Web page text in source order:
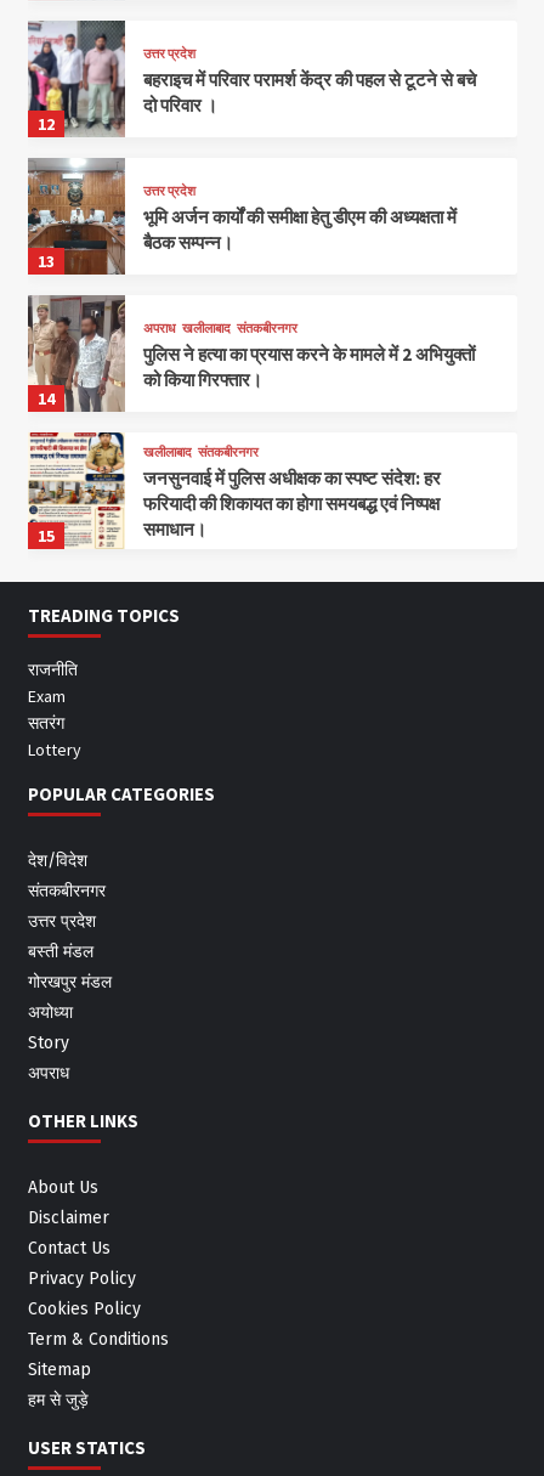
12
उत्तर प्रदेश
बहराइच में परिवार परामर्श केंद्र की पहल से टूटने से बचे
दो परिवार ।
13
उत्तर प्रदेश
भूमि अर्जन कार्यों की समीक्षा हेतु डीएम की अध्यक्षता में
बैठक सम्पन्न।
14
अपराध खलीलाबाद संतकबीरनगर
पुलिस ने हत्या का प्रयास करने के मामले में 2 अभियुक्तों
को किया गिरफ्तार।
15
खलीलाबाद संतकबीरनगर
जनसुनवाई में पुलिस अधीक्षक का स्पष्ट संदेश: हर
फरियादी की शिकायत का होगा समयबद्ध एवं निष्पक्ष
समाधान।
TREADING TOPICS
राजनीति
Exam
सतरंग
Lottery
POPULAR CATEGORIES
देश/विदेश
संतकबीरनगर
उत्तर प्रदेश
बस्ती मंडल
गोरखपुर मंडल
अयोध्या
Story
अपराध
OTHER LINKS
About Us
Disclaimer
Contact Us
Privacy Policy
Cookies Policy
Term & Conditions
Sitemap
हम से जुड़े
USER STATICS